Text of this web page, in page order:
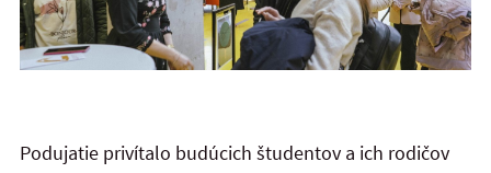
Podujatie privítalo budúcich študentov a ich rodičov